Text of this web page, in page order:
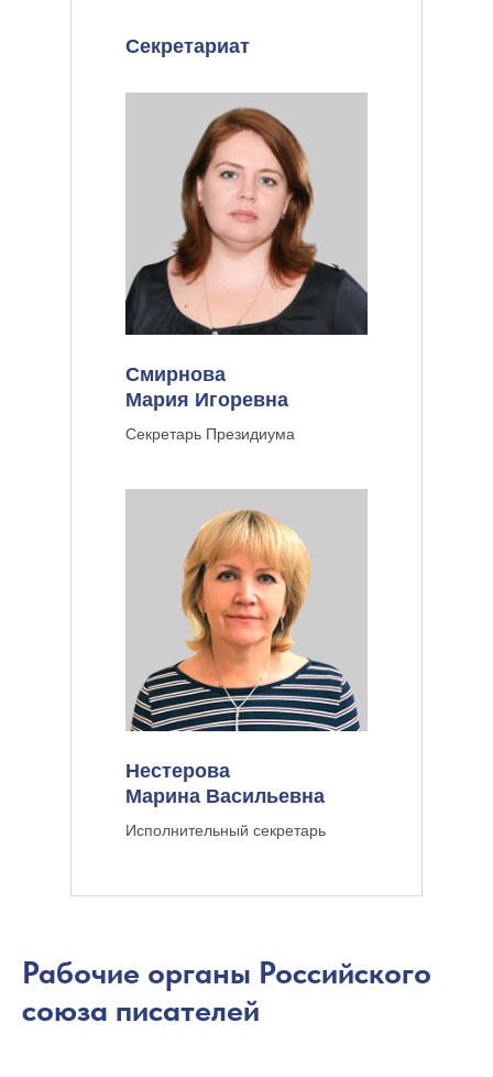
Секретариат
Смирнова
Мария Игоревна
Секретарь Президиума
Нестерова
Марина Васильевна
Исполнительный секретарь
Рабочие органы Российского
союза писателей